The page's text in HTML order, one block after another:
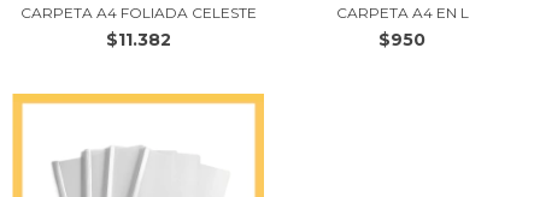
CARPETA A4 FOLIADA CELESTE
$11.382
CARPETA A4 EN L
$950